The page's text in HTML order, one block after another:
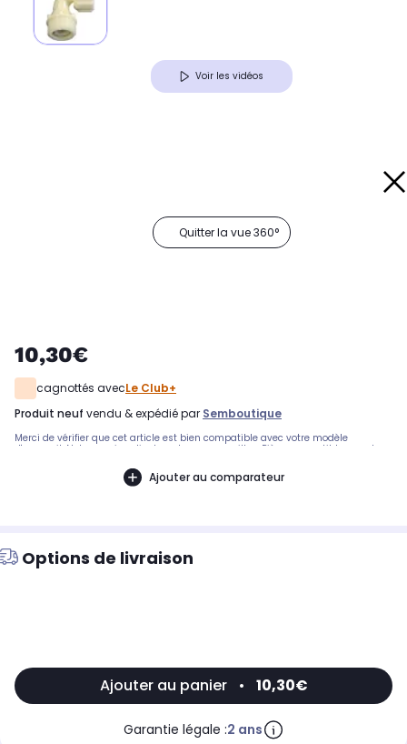
Voir les vidéos
Quitter la vue 360°
10,30€
cagnottés avecLe Club+
produit neuf vendu & expédié par Semboutique
Merci de vérifier que cet article est bien compatible avec votre modèle
d'appareil. Notre service client peut vous conseiller. .Pièce compatible avec les
été encore définie. Veuillez nous contacter si vous avez un doute avant l'achat.
Ajouter au comparateur
Options de livraison
Ajouter au panier • 10,30€
Garantie légale :2 ans